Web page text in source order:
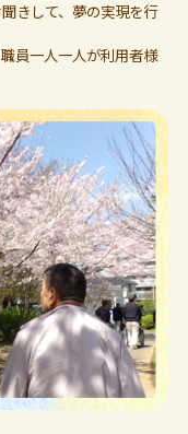
きして、夢の実現を行
員一人一人が利用者様